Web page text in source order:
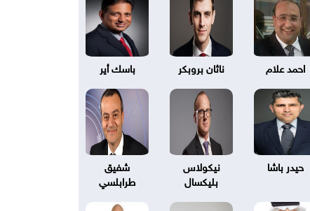
احمد علام ناثان بروبكر باسك أير
حيدر باشا
نيكولاس
بليكسال
شفيق
طرابلسي